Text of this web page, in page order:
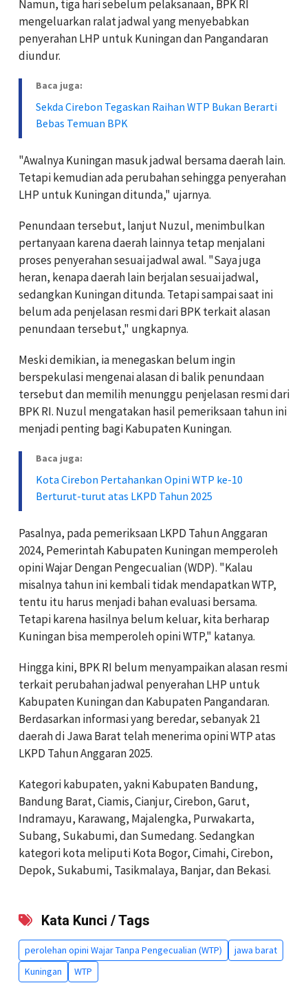
Namun, tiga hari sebelum pelaksanaan, BPK RI
mengeluarkan ralat jadwal yang menyebabkan
penyerahan LHP untuk Kuningan dan Pangandaran
diundur.
Baca juga:
Sekda Cirebon Tegaskan Raihan WTP Bukan Berarti
Bebas Temuan BPK
"Awalnya Kuningan masuk jadwal bersama daerah lain.
Tetapi kemudian ada perubahan sehingga penyerahan
LHP untuk Kuningan ditunda," ujarnya.
Penundaan tersebut, lanjut Nuzul, menimbulkan
pertanyaan karena daerah lainnya tetap menjalani
proses penyerahan sesuai jadwal awal. "Saya juga
heran, kenapa daerah lain berjalan sesuai jadwal,
sedangkan Kuningan ditunda. Tetapi sampai saat ini
belum ada penjelasan resmi dari BPK terkait alasan
penundaan tersebut," ungkapnya.
Meski demikian, ia menegaskan belum ingin
berspekulasi mengenai alasan di balik penundaan
tersebut dan memilih menunggu penjelasan resmi dari
BPK RI. Nuzul mengatakan hasil pemeriksaan tahun ini
menjadi penting bagi Kabupaten Kuningan.
Baca juga:
Kota Cirebon Pertahankan Opini WTP ke-10
Berturut-turut atas LKPD Tahun 2025
Pasalnya, pada pemeriksaan LKPD Tahun Anggaran
2024, Pemerintah Kabupaten Kuningan memperoleh
opini Wajar Dengan Pengecualian (WDP). "Kalau
misalnya tahun ini kembali tidak mendapatkan WTP,
tentu itu harus menjadi bahan evaluasi bersama.
Tetapi karena hasilnya belum keluar, kita berharap
Kuningan bisa memperoleh opini WTP," katanya.
Hingga kini, BPK RI belum menyampaikan alasan resmi
terkait perubahan jadwal penyerahan LHP untuk
Kabupaten Kuningan dan Kabupaten Pangandaran.
Berdasarkan informasi yang beredar, sebanyak 21
daerah di Jawa Barat telah menerima opini WTP atas
LKPD Tahun Anggaran 2025.
Kategori kabupaten, yakni Kabupaten Bandung,
Bandung Barat, Ciamis, Cianjur, Cirebon, Garut,
Indramayu, Karawang, Majalengka, Purwakarta,
Subang, Sukabumi, dan Sumedang. Sedangkan
kategori kota meliputi Kota Bogor, Cimahi, Cirebon,
Depok, Sukabumi, Tasikmalaya, Banjar, dan Bekasi.
Kata Kunci / Tags
perolehan opini Wajar Tanpa Pengecualian (WTP)
jawa barat
Kuningan
WTP